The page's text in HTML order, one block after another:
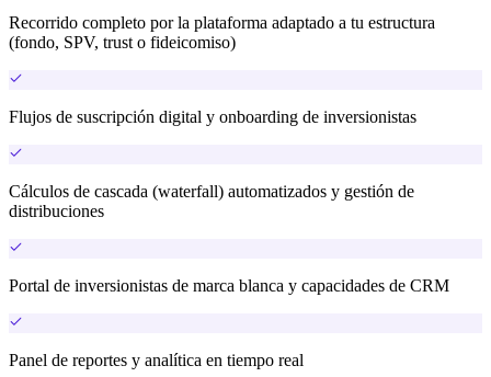
Recorrido completo por la plataforma adaptado a tu estructura
(fondo, SPV, trust o fideicomiso)
Flujos de suscripción digital y onboarding de inversionistas
Cálculos de cascada (waterfall) automatizados y gestión de
distribuciones
Portal de inversionistas de marca blanca y capacidades de CRM
Panel de reportes y analítica en tiempo real